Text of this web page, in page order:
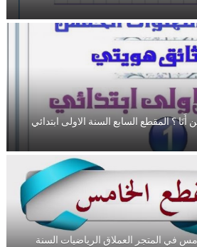
؟ المقطع السابع السنة الاولى ابتدائي
في المتجر العملاق الرياضيات السنة